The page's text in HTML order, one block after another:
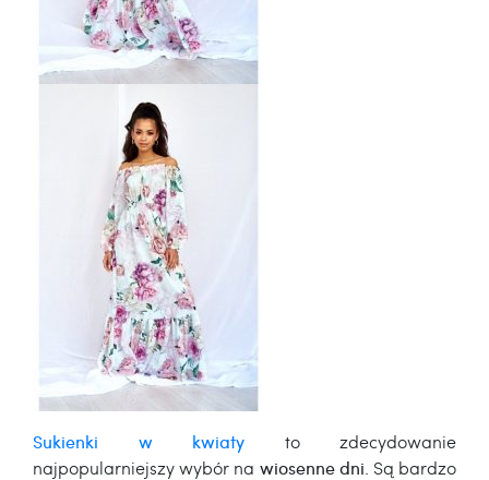
Sukienki w kwiaty
to zdecydowanie
najpopularniejszy wybór na wiosenne dni . Są bardzo